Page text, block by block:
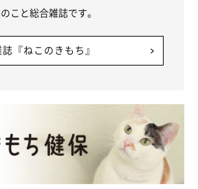
こと総合雑誌です。
『ねこのきもち』